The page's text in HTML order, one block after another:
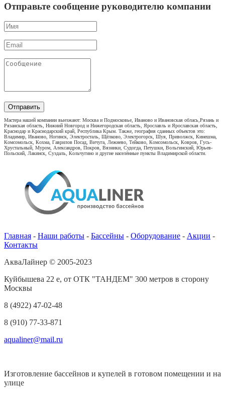
Отправьте сообщение руководителю компании
Отправить
Мастера нашей компании выезжают: Москва и Подмосковье, Иваново и Ивановская облась,Рязань и
Рязанская область, Нижний Новгород и Нижегородская область, Ярославль и Ярославская область,
Краснодар и Краснодарский край, Республика Крым. Также, география сданных объектов это:
Владимир, Иваново, Ногинск, Электросталь, Щёлково, Электрогорск, Шуя, Приволжск, Кинешма,
Комсомольск, Кохма, Гаврилов Посад, Вичуга, Лежнево, Тейково, Комсомольск, Ковров, Гусь-
Хрустальный, Муром, Александров, Покров, Вязники, Судогда, Петушки, Вольгинский, Юрьев-
Польский, Лакинск, Суздаль, Кольчугино и другие населённые пункты Владимирской области.
Главная - Наши работы - Бассейны - Оборудование - Акции -
Контакты
АкваЛайнер © 2005-2023
Куйбышева 22 е, от ОТК "ТАНДЕМ" 300 метров в сторону
Москвы
8 (4922) 47-02-48
8 (910) 77-33-871
aqualiner@mail.ru
Изготовление бассейнов и купелей в готовом помещении и на
улице